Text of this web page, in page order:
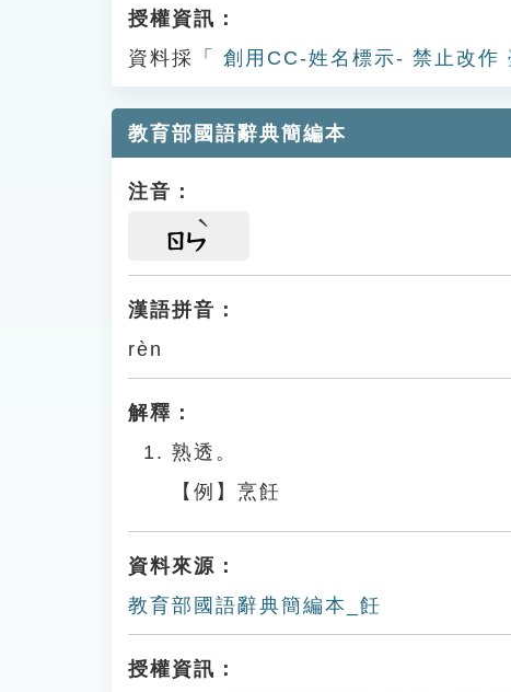
授權資訊：
資料採「
創用CC-姓名標示- 禁止改作
教育部國語辭典簡編本
注音：
ㄖㄣ
漢語拼音：
rèn
解釋：
熟透。
【例】烹飪
資料來源：
教育部國語辭典簡編本_飪
授權資訊：